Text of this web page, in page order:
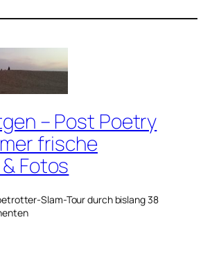
– Post Poetry
frische
Fotos
Slam-Tour durch bislang 38